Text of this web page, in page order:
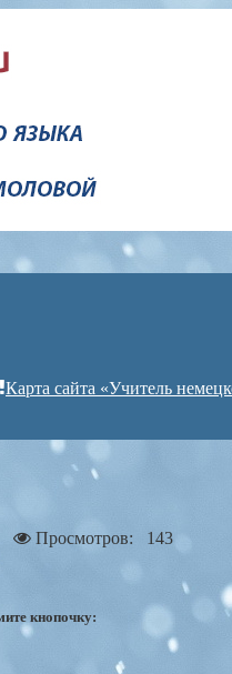
Карта сайта «Учитель
Просмотров: 143
кнопочку: